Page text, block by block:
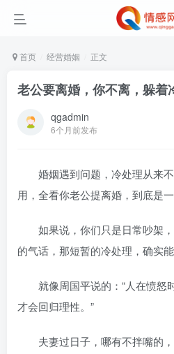
首页 经营婚姻 正文
老公要离婚，你不离，躲着
qgadmin
6个月前发布
婚姻遇到问题，冷处理从来不
用，全看你老公提离婚，到底是
如果说，你们只是日常吵架，
的气话，那短暂的冷处理，确实能
就像周国平说的：“人在愤怒
才会回归理性。”
夫妻过日子，哪有不拌嘴的，